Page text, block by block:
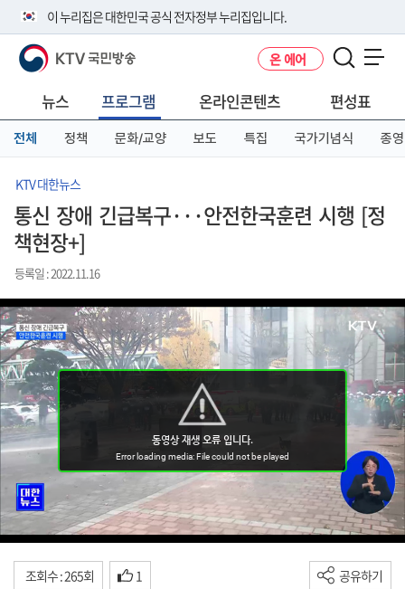
이 누리집은 대한민국 공식 전자정부 누리집입니다.
공식 누리집 주소 확인하기
니다.
이밖에 or.kr 또는 .kr등 다른 도메인 주소를 사용하고 있다면 아래 URL에
서 도메인 주소를 확인해 보세요
KTV 국민방송 온 에어
뉴스 프로그램 온라인콘텐츠 편성표
전체 정책 문화/교양 보도 특집 국가기념식 종영
KTV 대한뉴스
통신 장애 긴급복구···안전한국훈련 시행 [정
책현장+]
등록일 : 2022.11.16
조회수 : 265회 1 공유하기